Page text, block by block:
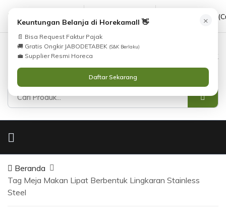
(021) 38783380 08551688000
Masuk
×
Keuntungan Belanja di Horekamall 👋
📄 Bisa Request Faktur Pajak
🚚 Gratis Ongkir JABODETABEK (S&K Berlaku)
💼 Supplier Resmi Horeca
Daftar Sekarang
Beranda
Tag Meja Makan Lipat Berbentuk Lingkaran Stainless
Steel